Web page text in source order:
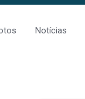
Notícias